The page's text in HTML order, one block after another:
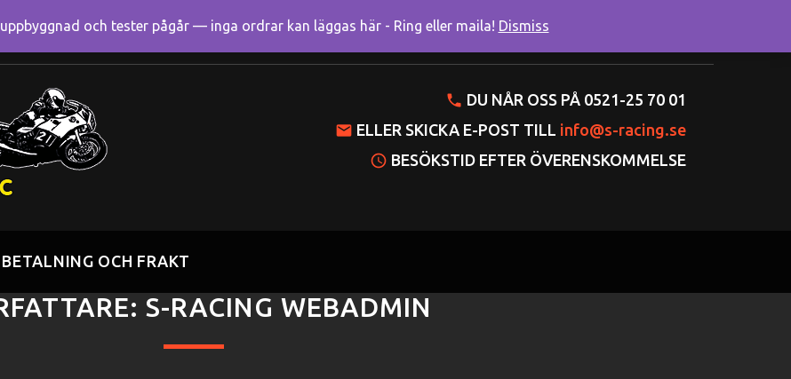
Mitt konto Varukorgen
DU NÅR OSS PÅ 0521-25 70 01
ELLER SKICKA E-POST TILL info@s-racing.se
BESÖKSTID EFTER ÖVERENSKOMMELSE
BETALNING OCH FRAKT
S-RACING WEBADMIN
och tester pågår — inga ordrar kan läggas här - Ring eller maila! Dismiss